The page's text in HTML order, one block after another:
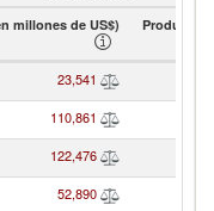
millones de US$)
Product
23,541
110,861
122,476
52,890